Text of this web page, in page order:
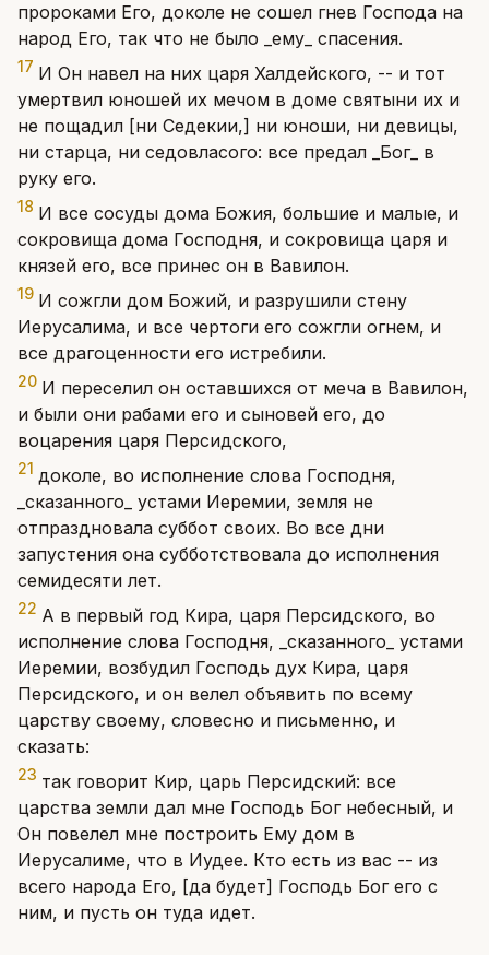
пророками Его, доколе не сошел гнев Господа на
народ Его, так что не было _ему_ спасения.
17 И Он навел на них царя Халдейского, -- и тот
умертвил юношей их мечом в доме святыни их и
не пощадил [ни Седекии,] ни юноши, ни девицы,
ни старца, ни седовласого: все предал _Бог_ в
руку его.
18 И все сосуды дома Божия, большие и малые, и
сокровища дома Господня, и сокровища царя и
князей его, все принес он в Вавилон.
19 И сожгли дом Божий, и разрушили стену
Иерусалима, и все чертоги его сожгли огнем, и
все драгоценности его истребили.
20 И переселил он оставшихся от меча в Вавилон,
и были они рабами его и сыновей его, до
воцарения царя Персидского,
21 доколе, во исполнение слова Господня,
_сказанного_ устами Иеремии, земля не
отпраздновала суббот своих. Во все дни
запустения она субботствовала до исполнения
семидесяти лет.
22 А в первый год Кира, царя Персидского, во
исполнение слова Господня, _сказанного_ устами
Иеремии, возбудил Господь дух Кира, царя
Персидского, и он велел объявить по всему
царству своему, словесно и письменно, и
сказать:
23 так говорит Кир, царь Персидский: все
царства земли дал мне Господь Бог небесный, и
Он повелел мне построить Ему дом в
Иерусалиме, что в Иудее. Кто есть из вас -- из
всего народа Его, [да будет] Господь Бог его с
ним, и пусть он туда идет.